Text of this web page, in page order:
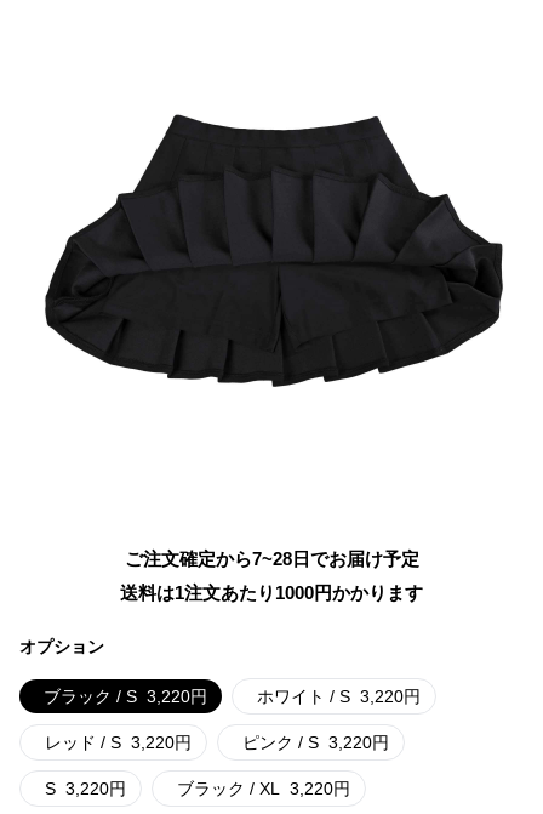
ご注文確定から7~28日でお届け予定
送料は1注文あたり 1000円かかります
オプション
ブラック / S 3,220円 ホワイト / S 3,220円
レッド / S 3,220円 ピンク / S 3,220円
S 3,220円 ブラック / XL 3,220円